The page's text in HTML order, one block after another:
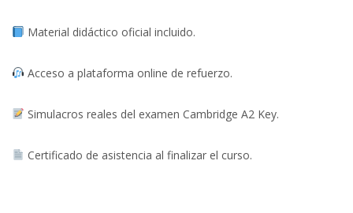
Material didáctico oficial incluido.
Acceso a plataforma online de refuerzo.
Simulacros reales del examen Cambridge A2 Key.
Certificado de asistencia al finalizar el curso.